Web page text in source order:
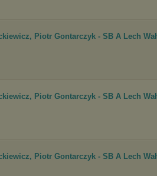
Piotr Gontarczyk - SB A Lech
Piotr Gontarczyk - SB A Lech
Piotr Gontarczyk - SB A Lech